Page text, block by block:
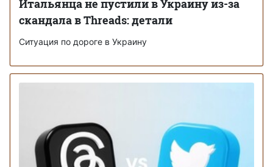
Итальянца не пустили в Украину из-за
скандала в Threads: детали
Ситуация по дороге в Украину